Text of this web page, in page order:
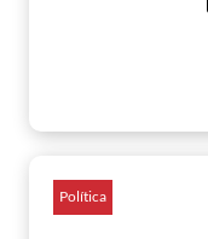
Política